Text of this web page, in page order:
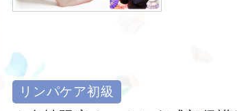
リンパケア初級